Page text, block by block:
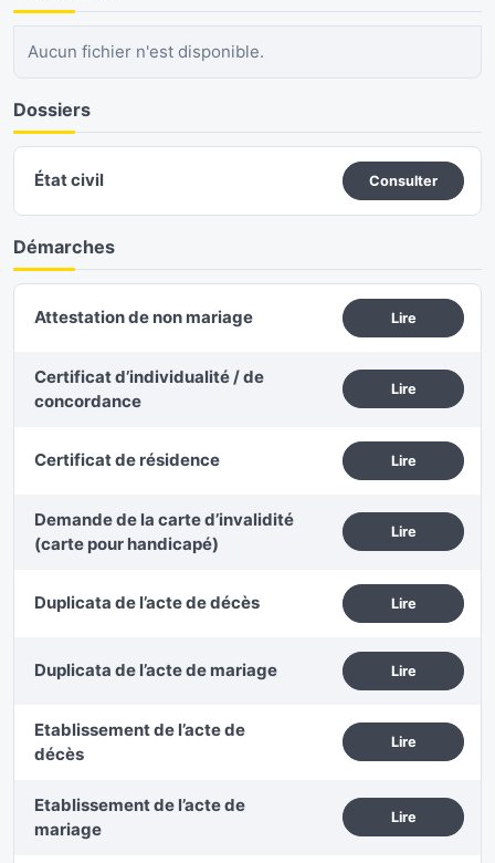
Aucun fichier n'est disponible.
Dossiers
État civil Consulter
Démarches
Attestation de non mariage Lire
Certificat d’individualité / de
concordance
Lire
Certificat de résidence Lire
Demande de la carte d’invalidité
(carte pour handicapé)
Lire
Duplicata de l’acte de décès Lire
Duplicata de l’acte de mariage Lire
Etablissement de l’acte de
décès
Lire
Etablissement de l’acte de
mariage
Lire